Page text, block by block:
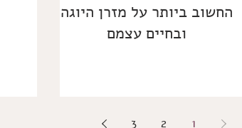
החשוב ביותר על מזרן היוגה
ובחיים עצמם
1
2
3